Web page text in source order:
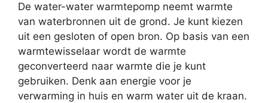
De water-water warmtepomp neemt warmte
van waterbronnen uit de grond. Je kunt kiezen
uit een gesloten of open bron. Op basis van een
warmtewisselaar wordt de warmte
geconverteerd naar warmte die je kunt
gebruiken. Denk aan energie voor je
verwarming in huis en warm water uit de kraan.